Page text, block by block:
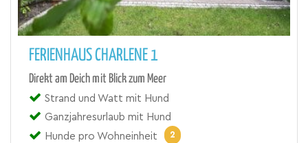
FERIENHAUS CHARLENE 1
Direkt am Deich mit Blick zum Meer
Strand und Watt mit Hund
Ganzjahresurlaub mit Hund
Hunde pro Wohneinheit
2